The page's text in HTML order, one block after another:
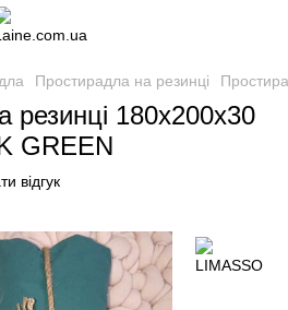
Простирадла на резинці
резинці 180х200х30
GREEN
відгук